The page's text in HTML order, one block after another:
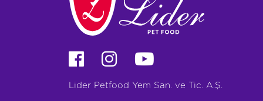
Lider Petfood Yem San. ve Tic. A.Ş.